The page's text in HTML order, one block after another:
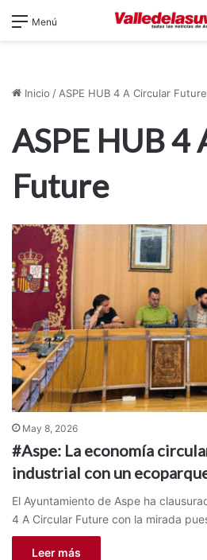
Menú
Inicio / ASPE HUB 4 A Circular Future
ASPE HUB 4
Future
May 8, 2026
#Aspe: La economía
industrial con un
El Ayuntamiento de Aspe ha
4 A Circular Future con la mirada
Leer más